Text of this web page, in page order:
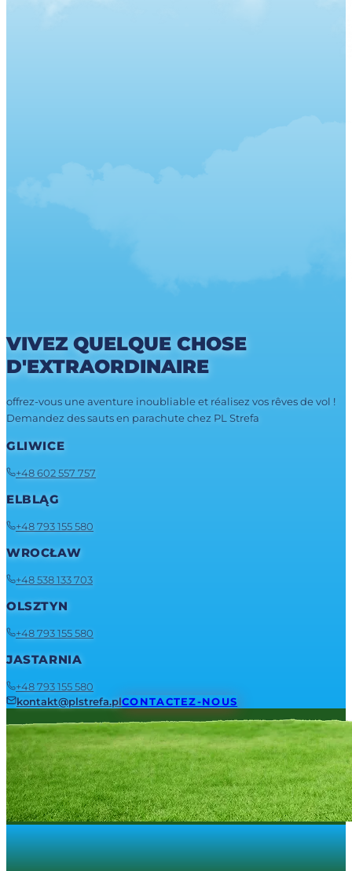
VIVEZ QUELQUE CHOSE
D'EXTRAORDINAIRE
offrez-vous une aventure inoubliable et réalisez vos rêves de vol !
Demandez des sauts en parachute chez PL Strefa
GLIWICE
+48 602 557 757
ELBLĄG
+48 793 155 580
WROCŁAW
+48 538 133 703
OLSZTYN
+48 793 155 580
JASTARNIA
+48 793 155 580
kontakt@plstrefa.plCONTACTEZ-NOUS